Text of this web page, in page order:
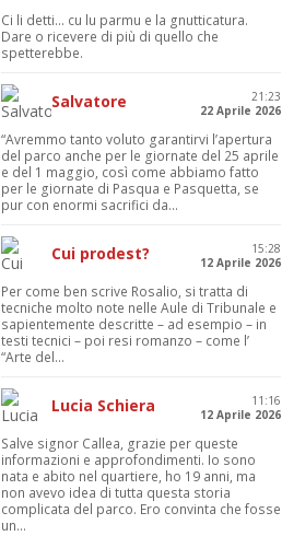
Ci li detti… cu lu parmu e la gnutticatura.
Dare o ricevere di più di quello che
spetterebbe.
Salvatore
21:23
22 Aprile 2026
“Avremmo tanto voluto garantirvi l’apertura
del parco anche per le giornate del 25 aprile
e del 1 maggio, così come abbiamo fatto
per le giornate di Pasqua e Pasquetta, se
pur con enormi sacrifici da...
Cui prodest?
15:28
12 Aprile 2026
Per come ben scrive Rosalio, si tratta di
tecniche molto note nelle Aule di Tribunale e
sapientemente descritte – ad esempio – in
testi tecnici – poi resi romanzo – come l’
“Arte del...
Lucia Schiera
11:16
12 Aprile 2026
Salve signor Callea, grazie per queste
informazioni e approfondimenti. Io sono
nata e abito nel quartiere, ho 19 anni, ma
non avevo idea di tutta questa storia
complicata del parco. Ero convinta che fosse
un...